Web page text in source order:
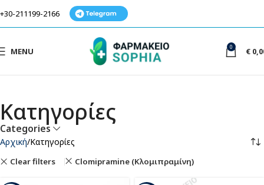
+30-211199-2166
MENU 0 €
Κατηγορίες
Categories
Αρχική Κατηγορίες
Clear filters Clomipramine (Κλομιπραμίνη)